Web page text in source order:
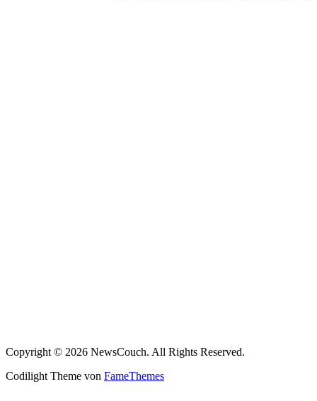
Copyright © 2026 NewsCouch. All Rights Reserved.
Codilight Theme von FameThemes